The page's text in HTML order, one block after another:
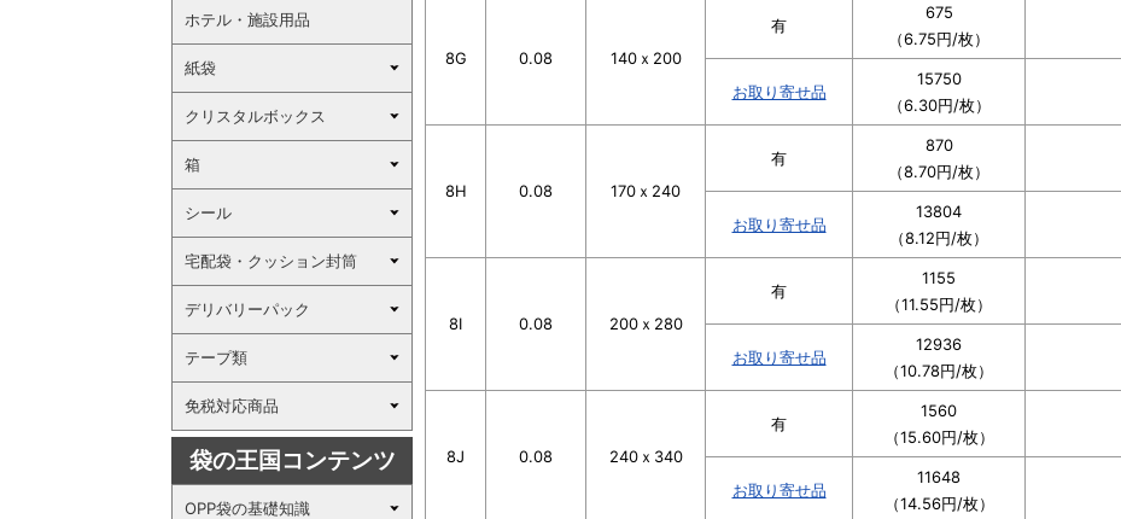
8G 0.08 140ｘ200
有
675
（6.75円/枚）
お取り寄せ品
15750
（6.30円/枚）
8H 0.08 170ｘ240
有
870
（8.70円/枚）
お取り寄せ品
13804
（8.12円/枚）
8I 0.08 200ｘ280
有
1155
（11.55円/枚）
お取り寄せ品
12936
（10.78円/枚）
8J 0.08 240ｘ340
有
1560
（15.60円/枚）
お取り寄せ品
11648
（14.56円/枚）
ホテル・施設用品
紙袋
クリスタルボックス
箱
シール
宅配袋・クッション封筒
デリバリーパック
テープ類
免税対応商品
袋の王国コンテンツ
OPP袋の基礎知識